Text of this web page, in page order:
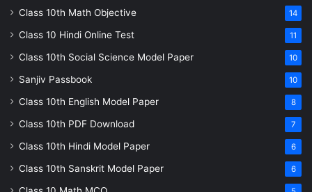
Class 10th Math Objective 14
Class 10 Hindi Online Test 11
Class 10th Social Science Model Paper 10
Sanjiv Passbook 10
Class 10th English Model Paper 8
Class 10th PDF Download 7
Class 10th Hindi Model Paper 6
Class 10th Sanskrit Model Paper 6